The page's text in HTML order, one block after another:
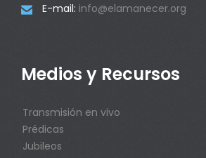
 E-mail: info@elamanecer.org
Medios y Recursos
Transmisión en vivo
Prédicas
Jubileos